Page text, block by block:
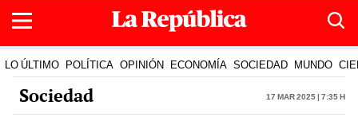
LO ÚLTIMO POLÍTICA OPINIÓN ECONOMÍA SOCIEDAD MUNDO
Sociedad 17 Mar 2025 | 7:35 h